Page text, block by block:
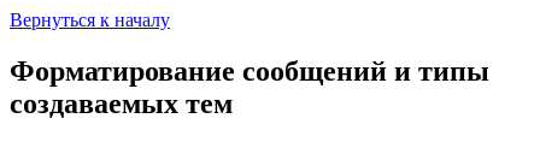
Вернуться к началу
Форматирование сообщений и типы
создаваемых тем